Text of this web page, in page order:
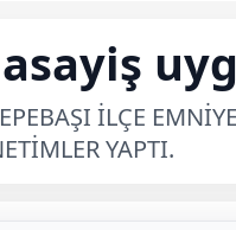
İLÇE
YAPTI.